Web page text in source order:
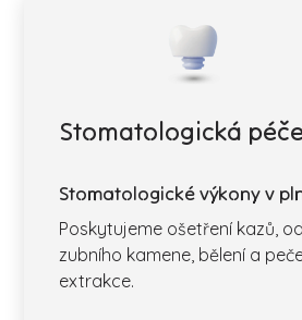
Stomatologická péče
Stomatologické výkony v
Poskytujeme ošetření kazů,
zubního kamene, bělení a
extrakce.